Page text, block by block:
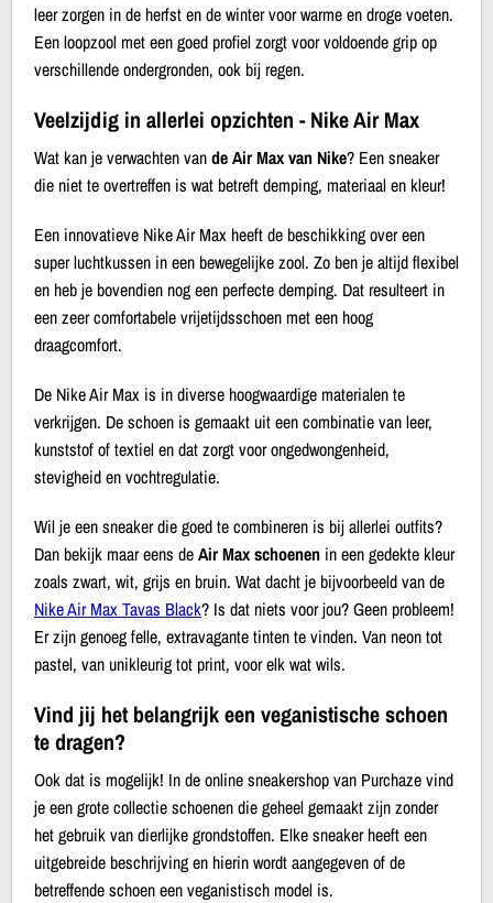
leer zorgen in de herfst en de winter voor warme en droge voeten.
Een loopzool met een goed profiel zorgt voor voldoende grip op
verschillende ondergronden, ook bij regen.
Veelzijdig in allerlei opzichten - Nike Air Max
Wat kan je verwachten vande Air Max van Nike? Een sneaker
die niet te overtreffen is wat betreft demping, materiaal en kleur!
Een innovatieve Nike Air Max heeft de beschikking over een
super luchtkussen in een bewegelijke zool. Zo ben je altijd flexibel
en heb je bovendien nog een perfecte demping. Dat resulteert in
een zeer comfortabele vrijetijdsschoen met een hoog
draagcomfort.
De Nike Air Max is in diverse hoogwaardige materialen te
verkrijgen. De schoen is gemaakt uit een combinatie van leer,
kunststof of textiel en dat zorgt voor ongedwongenheid,
stevigheid en vochtregulatie.
Wil je een sneaker die goed te combineren is bij allerlei outfits?
Dan bekijk maar eens deAir Max schoenen in een gedekte kleur
zoals zwart, wit, grijs en bruin. Wat dacht je bijvoorbeeld van de
Nike Air Max Tavas Black? Is dat niets voor jou? Geen probleem!
Er zijn genoeg felle, extravagante tinten te vinden. Van neon tot
pastel, van unikleurig tot print, voor elk wat wils.
Vind jij het belangrijk een veganistische schoen
te dragen?
Ook dat is mogelijk! In de online sneakershop van Purchaze vind
je een grote collectie schoenen die geheel gemaakt zijn zonder
het gebruik van dierlijke grondstoffen. Elke sneaker heeft een
uitgebreide beschrijving en hierin wordt aangegeven of de
betreffende schoen een veganistisch model is.